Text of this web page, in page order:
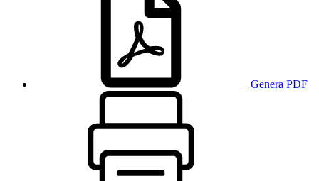
Genera PDF